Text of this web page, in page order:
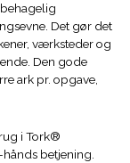
Det gør det
værksteder og
Den gode
ark pr. opgave,
i Tork®
betjening.